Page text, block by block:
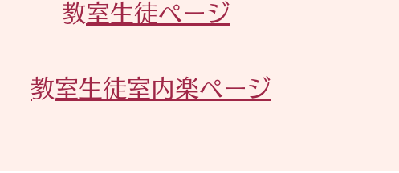
​教室生徒ページ
​教室生徒室内楽ページ